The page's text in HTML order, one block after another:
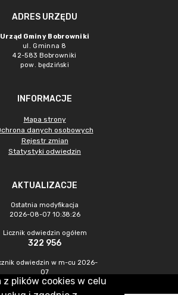
ADRES URZĘDU
Urząd Gminy Bobrowniki
ul. Gminna 8
42-583 Bobrowniki
pow. będziński
INFORMACJE
Mapa strony
danych osobowych
Rejestr zmian
Statystyki odwiedzin
AKTUALIZACJE
Ostatnia modyfikacja
2026-08-07 10:38:26
Licznik odwiedzin ogółem
322 956
odwiedzin w m-cu 2026-
07
572
plików cookies w celu